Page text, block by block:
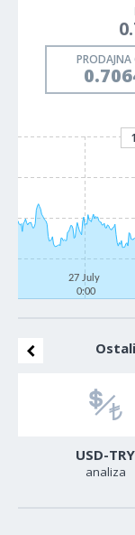
PRODAJNA
27 July
0:00
USD-TRY
analiza